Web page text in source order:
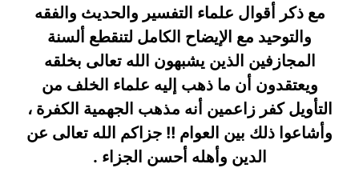
مع ذكر أقوال علماء التفسير والحديث والفقه
والتوحيد مع الإيضاح الكامل لتنقطع ألسنة
المجازفين الذين يشبهون الله تعالى بخلقه
ويعتقدون أن ما ذهب إليه علماء الخلف من
التأويل كفر زاعمين أنه مذهب الجهمية الكفرة ،
وأشاعوا ذلك بين العوام !! جزاكم الله تعالى عن
الدين وأهله أحسن الجزاء .